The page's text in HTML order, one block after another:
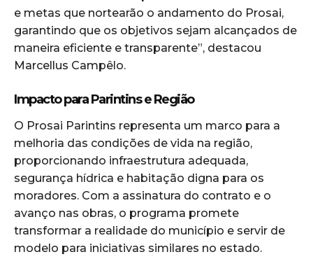
e metas que nortearão o andamento do Prosai,
garantindo que os objetivos sejam alcançados de
maneira eficiente e transparente”, destacou
Marcellus Campêlo.
Impacto para Parintins e Região
O Prosai Parintins representa um marco para a
melhoria das condições de vida na região,
proporcionando infraestrutura adequada,
segurança hídrica e habitação digna para os
moradores. Com a assinatura do contrato e o
avanço nas obras, o programa promete
transformar a realidade do município e servir de
modelo para iniciativas similares no estado.